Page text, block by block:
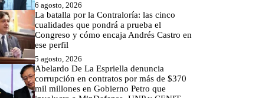
6 agosto, 2026
La batalla por la Contraloría: las cinco
cualidades que pondrá a prueba el
Congreso y cómo encaja Andrés Castro en
ese perfil
5 agosto, 2026
Abelardo De La Espriella denuncia
corrupción en contratos por más de $370
mil millones en Gobierno Petro que